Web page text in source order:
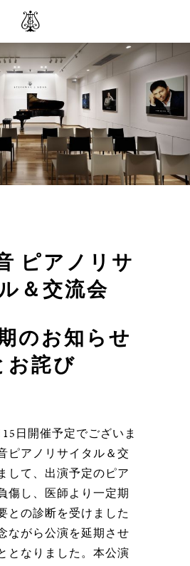
ピアノリサ
＆交流会
のお知らせ
お詫び
日開催予定でございま
ピアノリサイタル＆交
して、出演予定のピア
傷し、医師より一定期
との診断を受けました
ながら公演を延期させ
となりました。本公演